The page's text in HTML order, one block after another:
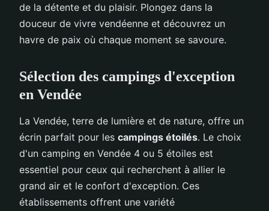
de la détente et du plaisir. Plongez dans la
douceur de vivre vendéenne et découvrez un
havre de paix où chaque moment se savoure.
Sélection des campings d'exception
en Vendée
La Vendée, terre de lumière et de nature, offre un
écrin parfait pour les campings étoilés. Le choix
d'un camping en Vendée 4 ou 5 étoiles est
essentiel pour ceux qui recherchent à allier le
grand air et le confort d'exception. Ces
établissements offrent une variété